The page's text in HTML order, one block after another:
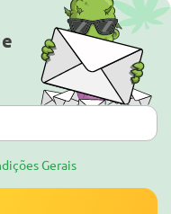
Gerais